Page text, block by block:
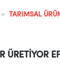
TARIMSAL
ÜRETİYOR